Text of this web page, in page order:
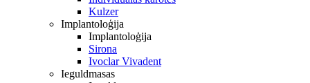
Kulzer
Implantoloģija
Implantoloģija
Sirona
Ivoclar Vivadent
Ieguldmasas